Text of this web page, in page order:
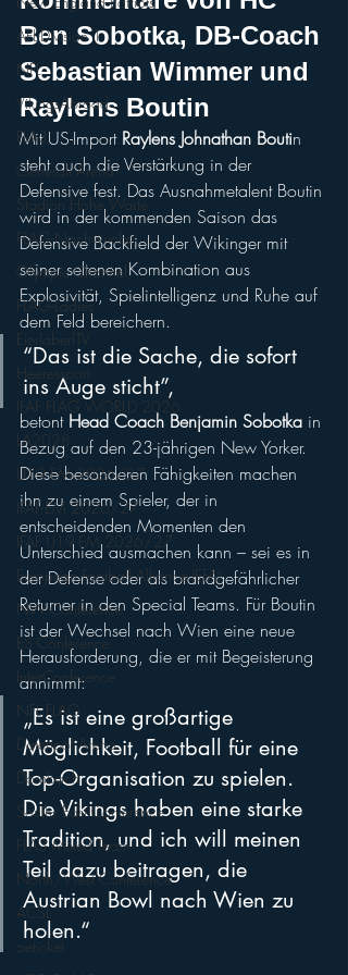
AFL-Division 1
NFL
VikingsAbroad
FLA3
Generali Arena
Stadion Hohe Warte
FLAG-Nachwuchs
Olympic Channel
FLAG-Ladies
EierlaberlTV
Heeressport
IFAF FLAG WORLD 2026
LA2028
U19 EM 2026/27
IFAF-EM 2026/27
IFAF U19-EM 2026/27
European Football Alliance (EFA)
NW Conference
ES Conference
InterConference
NFL FLAG
Datenpol Arena
Dornbach
South/East Conference
FLA3 Mixed Team
North/West Conference
ACSL
oeticket
Ben Sobotka, DB-Coach
Sebastian Wimmer und
Raylens Boutin
Mit US-Import Raylens Johnathan Boutin
steht auch die Verstärkung in der
Defensive fest. Das Ausnahmetalent Boutin
wird in der kommenden Saison das
Defensive Backfield der Wikinger mit
seiner seltenen Kombination aus
Explosivität, Spielintelligenz und Ruhe auf
dem Feld bereichern.
“Das ist die Sache, die sofort
ins Auge sticht”,
betont Head Coach Benjamin Sobotka in
Bezug auf den 23-jährigen New Yorker.
Diese besonderen Fähigkeiten machen
ihn zu einem Spieler, der in
entscheidenden Momenten den
Unterschied ausmachen kann – sei es in
der Defense oder als brandgefährlicher
Returner in den Special Teams. Für Boutin
ist der Wechsel nach Wien eine neue
Herausforderung, die er mit Begeisterung
annimmt:
„Es ist eine großartige
Möglichkeit, Football für eine
Top-Organisation zu spielen.
Die Vikings haben eine starke
Tradition, und ich will meinen
Teil dazu beitragen, die
Austrian Bowl nach Wien zu
holen.“